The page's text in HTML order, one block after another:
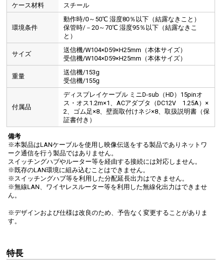
ケース材料
スチール
環境条件
動作時/0～50℃ 湿度80％以下（結露なきこと）
保管時/－20～70℃ 湿度95％以下（結露なきこ
と）
サイズ
送信機/W104×D59×H25mm（本体サイズ）
受信機/W104×D59×H25mm（本体サイズ）
重量
送信機/153g
受信機/155g
付属品
ディスプレイケーブル ミニD-sub（HD）15pinオ
ス・オス1.2m×1、ACアダプタ（DC12V 1.25A）×
2、ゴム足×8、壁面取付けネジ×8、取扱説明書（保
証書付き）
備考
※本製品はLANケーブルを使用し映像伝送をする製品でありネットワ
ーク通信を行う製品ではありません。
スイッチングハブやルーター等を経由する接続には対応しません。
※既存のLAN環境に組み込むことはできません。
※スイッチングハブ等を利用した分配延長出力はできません。
※無線LAN、ワイヤレスルーター等を利用した無線化出力はできませ
ん。
※デザインおよび仕様は改良のため、予告なく変更することがありま
す。
特長